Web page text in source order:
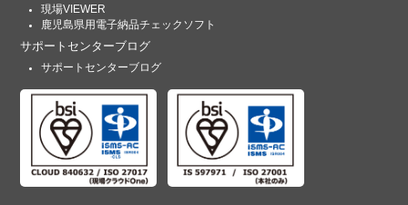
現場VIEWER
鹿児島県用電子納品チェックソフト
サポートセンターブログ
サポートセンターブログ